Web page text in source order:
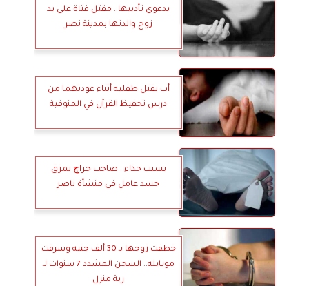
بدعوى تأديبها.. مقتل فتاة على يد
زوج والدتها بمدينة نصر
أب يقتل طفليه أثناء عودتهما من
درس تحفيظ القرآن في المنوفية
بسبب حذاء.. صاحب جراچ يمزق
جسد عامل فى منشأة ناصر
خطفت زوجها بـ 30 ألف جنيه وسرقت
موبايله.. السجن المشدد 7 سنوات لـ
ربة منزل